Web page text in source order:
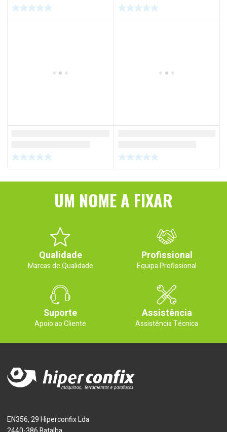
UM NOME A FIXAR
Qualidade
Marcas de Qualidade
Profissional
Equipa Profissional
Suporte
Apoio ao Cliente
Assistência
Assistência Técnica
EN356, 29 Hiperconfix Lda